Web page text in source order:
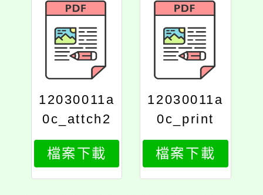
12030011a
0c_attch2
檔案下載
12030011a
0c_print
檔案下載